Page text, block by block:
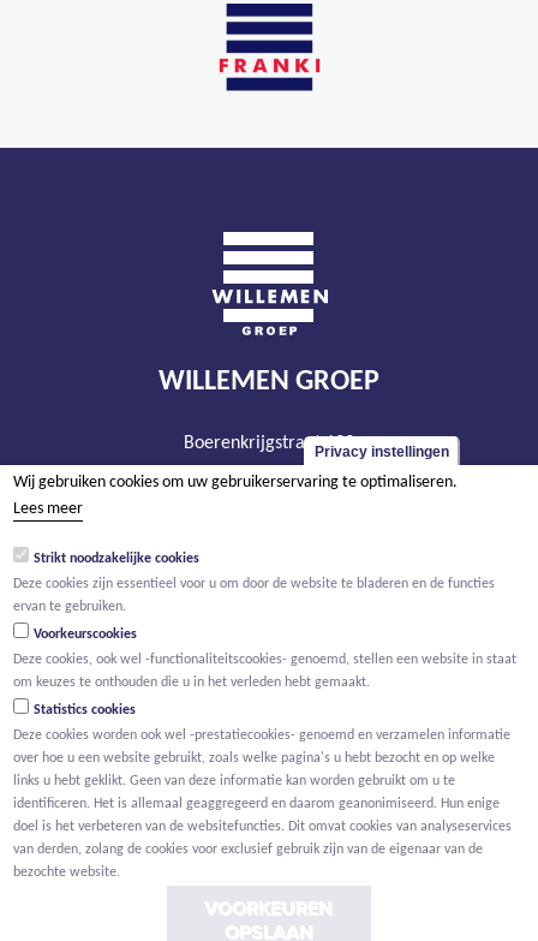
WILLEMEN GROEP
Boerenkrijgstraat 133
BE - 2800 Mechelen
BTW BE 0466.256.432
Privacy instellingen
Wij gebruiken cookies om uw gebruikerservaring te optimaliseren.
Lees meer
Strikt noodzakelijke cookies
Deze cookies zijn essentieel voor u om door de website te bladeren en de functies
ervan te gebruiken.
Voorkeurscookies
Deze cookies, ook wel -functionaliteitscookies- genoemd, stellen een website in staat
om keuzes te onthouden die u in het verleden hebt gemaakt.
Statistics cookies
Deze cookies worden ook wel -prestatiecookies- genoemd en verzamelen informatie
over hoe u een website gebruikt, zoals welke pagina's u hebt bezocht en op welke
links u hebt geklikt. Geen van deze informatie kan worden gebruikt om u te
identificeren. Het is allemaal geaggregeerd en daarom geanonimiseerd. Hun enige
doel is het verbeteren van de websitefuncties. Dit omvat cookies van analyseservices
van derden, zolang de cookies voor exclusief gebruik zijn van de eigenaar van de
bezochte website.
VOORKEUREN
OPSLAAN